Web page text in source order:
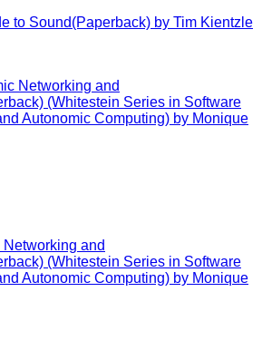
to Sound(Paperback) by Tim Kientzle
and
(Whitestein Series in Software
Autonomic Computing) by Monique